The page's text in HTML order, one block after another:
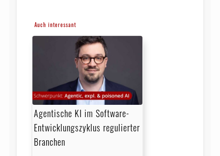
Auch interessant
Agentische KI im Software-
Entwicklungszyklus regulierter
Branchen